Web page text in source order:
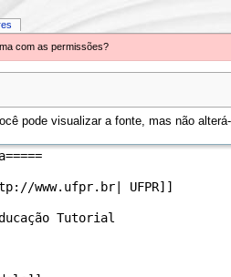
com as permissões?
pode visualizar a fonte, mas não